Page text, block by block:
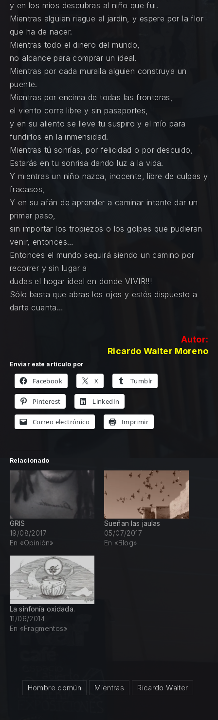
y en los míos descubras al niño que fui.
Mientras alguien riegue el jardín, y espere por la flor
que ha de nacer.
Mientras todo el dinero del mundo,
no alcance para comprar un ideal.
Mientras por cada muralla alguien construya un
puente.
Mientras por encima de todas las fronteras,
el viento corra libre y sin pasaportes,
y en su aliento se lleve tu suspiro y el mío para
fundirlos en la inmensidad.
Mientras tú sonrías, por felicidad o por descuido,
Estarás en tu sonrisa dando luz a la vida.
Y mientras un niño nazca, inocente, libre de culpas y
fracasos,
Y en su afán de aprender a caminar intente dar un
primer paso,
sin importar los tropiezos o los golpes que pudieran
venir, entonces…
Entonces el mundo seguirá siendo un camino por
recorrer y sin lugar a
dudas el hogar ideal en donde VIVIR!!!
Sólo basta que abras los ojos y estés dispuesto a
darte cuenta…
Autor:
Ricardo Walter Moreno
Enviar este artículo por
Facebook X Tumblr
Pinterest LinkedIn
Correo electrónico Imprimir
Relacionado
GRIS
19/08/2017
En «Opinión»
Sueñan las jaulas
05/07/2017
En «Blog»
La sinfonía oxidada.
11/06/2014
En «Fragmentos»
Hombre común Mientras Ricardo Walter